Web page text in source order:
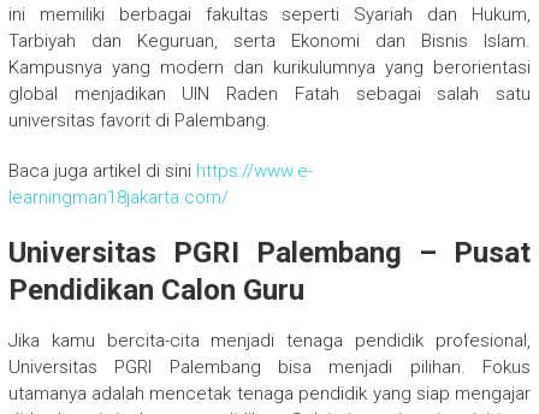
ini memiliki berbagai fakultas seperti Syariah dan Hukum,
Tarbiyah dan Keguruan, serta Ekonomi dan Bisnis Islam.
Kampusnya yang modern dan kurikulumnya yang berorientasi
global menjadikan UIN Raden Fatah sebagai salah satu
universitas favorit di Palembang.
Baca juga artikel di sini https://www.e-
learningman18jakarta.com/
Universitas PGRI Palembang – Pusat
Pendidikan Calon Guru
Jika kamu bercita-cita menjadi tenaga pendidik profesional,
Universitas PGRI Palembang bisa menjadi pilihan. Fokus
utamanya adalah mencetak tenaga pendidik yang siap mengajar